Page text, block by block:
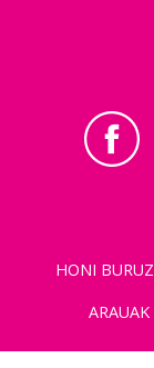
HONI BURUZ
ARAUAK